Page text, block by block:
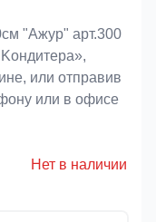
"Ажур" арт.300
или отправив
или в офисе
Нет в наличии